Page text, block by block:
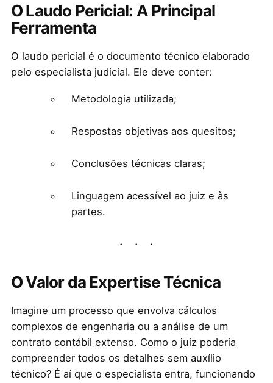
O Laudo Pericial: A Principal
Ferramenta
O laudo pericial é o documento técnico elaborado
pelo especialista judicial. Ele deve conter:
Metodologia utilizada;
Respostas objetivas aos quesitos;
Conclusões técnicas claras;
Linguagem acessível ao juiz e às
partes.
O Valor da Expertise Técnica
Imagine um processo que envolva cálculos
complexos de engenharia ou a análise de um
contrato contábil extenso. Como o juiz poderia
compreender todos os detalhes sem auxílio
técnico? É aí que o especialista entra, funcionando